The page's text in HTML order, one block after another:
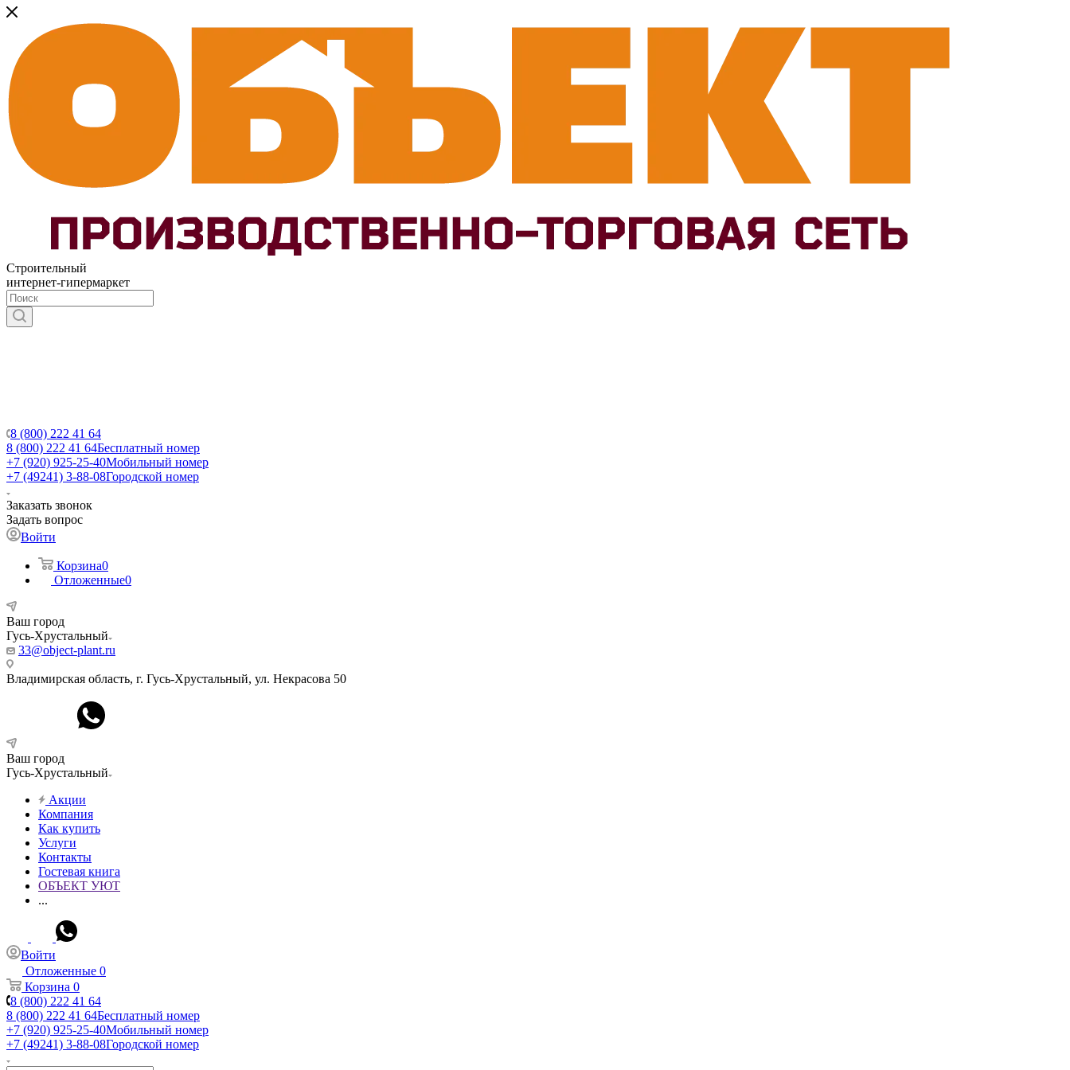
Строительный
интернет-гипермаркет
8 (800) 222 41 64
8 (800) 222 41 64Бесплатный номер
+7 (920) 925-25-40Мобильный номер
+7 (49241) 3-88-08Городской номер
Заказать звонок
Задать вопрос
Войти
Корзина0
Отложенные0
Ваш город
Гусь-Хрустальный
33@object-plant.ru
Владимирская область, г. Гусь-Хрустальный, ул. Некрасова 50
Ваш город
Гусь-Хрустальный
Акции
Компания
Как купить
Услуги
Контакты
Гостевая книга
ОБЪЕКТ УЮТ
...
Войти
Отложенные 0
Корзина 0
8 (800) 222 41 64
8 (800) 222 41 64Бесплатный номер
+7 (920) 925-25-40Мобильный номер
+7 (49241) 3-88-08Городской номер